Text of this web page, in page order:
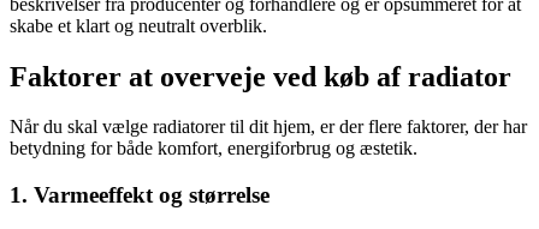
skabe et klart og neutralt overblik.
Faktorer at overveje ved køb af radiator
Når du skal vælge radiatorer til dit hjem, er der flere faktorer, der har
betydning for både komfort, energiforbrug og æstetik.
1. Varmeeffekt og størrelse